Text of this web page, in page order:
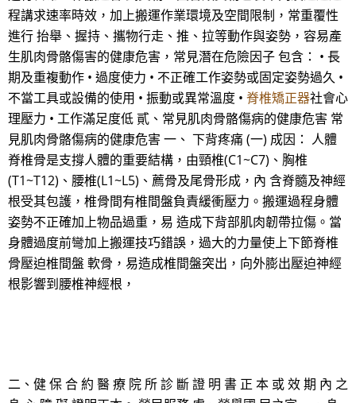
程講求速率時效，加上搬運作業環境及空間限制，常重覆性
進行 抬舉、握持、攜物行走、推、拉等動作與姿勢，容易產
生肌肉骨骼傷害的健康危害，常見潛在危險因子 包含： • 長
期及重複動作 • 過度使力 • 不正確工作姿勢或固定姿勢過久 •
不當工具或設備的使用 • 振動或異常溫度 • 脊椎矯正器社會心
理壓力 • 工作滿足度低 貳、常見肌肉骨骼傷病的健康危害 常
見肌肉骨骼傷病的健康危害 一、 下背疼痛 (一) 成因： 人體
脊椎骨是支撐人體的重要結構，由頸椎(C1~C7)、胸椎
(T1~T12)、腰椎(L1~L5)、薦骨及尾骨形成，內 含脊髓及神經
根受其包護，椎骨間有椎間盤負責緩衝壓力。搬運過程身體
姿勢不正確加上物品過重，易 造成下背部肌肉韌帶拉傷。當
身體過度前彎加上搬運技巧錯誤，過大的力量使上下節脊椎
骨壓迫椎間盤 軟骨，易造成椎間盤突出，向外膨出壓迫神經
根影響到腰椎神經根，
二、健 保 合 約 醫 療 院 所 診 斷 證 明 書 正 本 或 效 期 內 之